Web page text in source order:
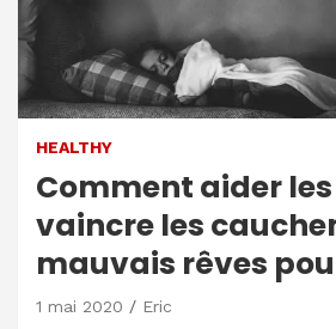
HEALTHY
Comment aider
vaincre les
mauvais rêves
1 mai 2020 Eric